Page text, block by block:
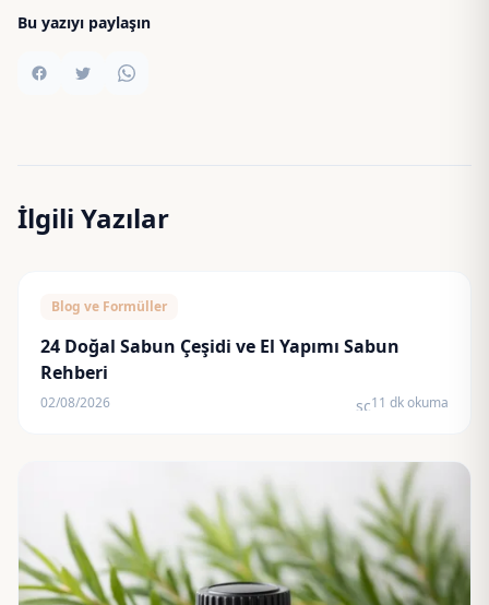
Bu yazıyı paylaşın
İlgili Yazılar
Blog ve Formüller
24 Doğal Sabun Çeşidi ve El Yapımı Sabun
Rehberi
02/08/2026 schedule
11 dk okuma